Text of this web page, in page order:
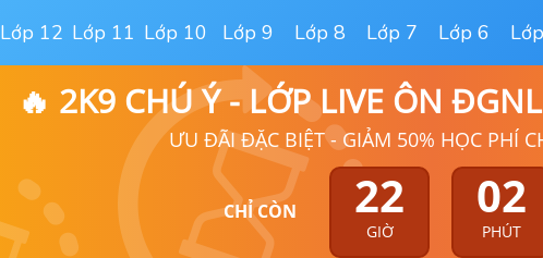
Lớp 12 Lớp 11 Lớp 10 Lớp 9 Lớp 8 Lớp 7 Lớp 6
🔥 2K9 CHÚ Ý - LỚP LIVE ÔN
ƯU ĐÃI ĐẶC BIỆT - GIẢM 50% HỌC PHÍ
CHỈ CÒN 22
GIỜ
02
PHÚT